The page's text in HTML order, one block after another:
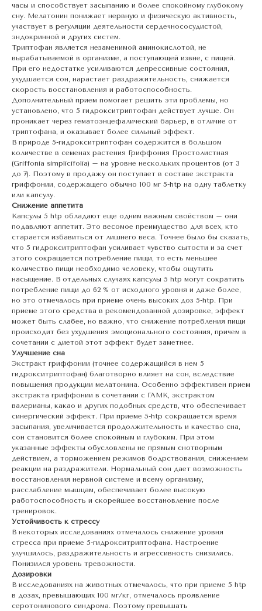
часы и способствует засыпанию и более спокойному глубокому
сну. Мелатонин понижает нервную и физическую активность,
участвует в регуляции деятельности сердечнососудистой,
эндокринной и других систем.
Триптофан является незаменимой аминокислотой, не
вырабатываемой в организме, а поступающей извне, с пищей.
При его недостатке усиливаются депрессивные состояния,
ухудшается сон, нарастает раздражительность, снижается
скорость восстановления и работоспособность.
Дополнительный прием помогает решить эти проблемы, но
установлено, что 5 гидрокситриптофан действует лучше. Он
проникает через гематоэнцефалический барьер, в отличие от
триптофана, и оказывает более сильный эффект.
В природе 5-гидрокситриптофан содержится в большом
количестве в семенах растения Гриффония Простолистная
(Griffonia simplicifolia) – на уровне нескольких процентов (от 3
до 7). Поэтому в продажу он поступает в составе экстракта
гриффонии, содержащего обычно 100 мг 5-htp на одну таблетку
или капсулу.
Снижение аппетита
Капсулы 5 htp обладают еще одним важным свойством – они
подавляют аппетит. Это весомое преимущество для всех, кто
старается избавиться от лишнего веса. Точнее было бы сказать,
что 5 гидрокситриптофан усиливает чувство сытости и за счет
этого сокращается потребление пищи, то есть меньшее
количество пищи необходимо человеку, чтобы ощутить
насыщение. В отдельных случаях капсулы 5 htp могут сократить
потребление пищи до 62 % от исходного уровня и даже более,
но это отмечалось при приеме очень высоких доз 5-htp. При
приеме этого средства в рекомендованной дозировке, эффект
может быть слабее, но важно, что снижение потребления пищи
происходит без ухудшения эмоционального состояния, причем в
сочетании с диетой этот эффект будет заметнее.
Улучшение сна
Экстракт гриффонии (точнее содержащийся в нем 5
гидрокситриптофан) благотворно влияет на сон, вследствие
повышения продукции мелатонина. Особенно эффективен прием
экстракта гриффонии в сочетании с ГАМК, экстрактом
валерианы, какао и других подобных средств, что обеспечивает
синергический эффект. При приеме 5-htp сокращается время
засыпания, увеличивается продолжительность и качество сна,
сон становится более спокойным и глубоким. При этом
указанные эффекты обусловлены не прямым снотворным
действием, а торможением режимов бодрствования, снижением
реакции на раздражители. Нормальный сон дает возможность
восстановления нервной системе и всему организму,
расслабление мышцам, обеспечивает более высокую
работоспособность и скорейшее восстановление после
тренировок.
Устойчивость к стрессу
В некоторых исследованиях отмечалось снижение уровня
стресса при приеме 5-гидрокситриптофана. Настроение
улучшилось, раздражительность и агрессивность снизились.
Понизился уровень тревожности.
Дозировки
В исследованиях на животных отмечалось, что при приеме 5 htp
в дозах, превышающих 100 мг/кг, отмечалось проявление
серотонинового синдрома. Поэтому превышать